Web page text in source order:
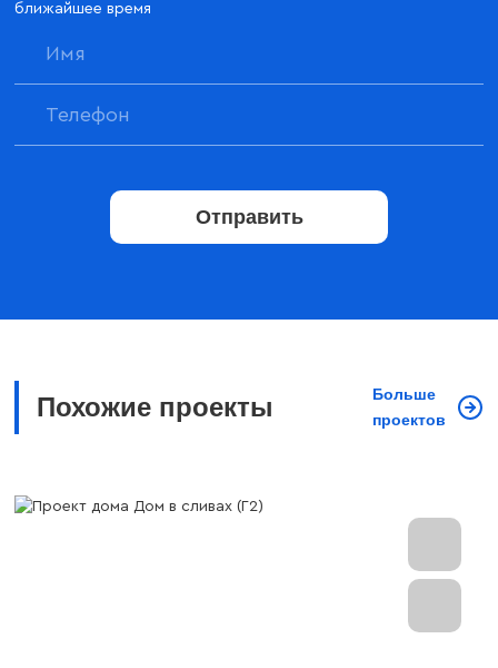
ближайшее время
Отправить
Похожие проекты
Больше
проектов